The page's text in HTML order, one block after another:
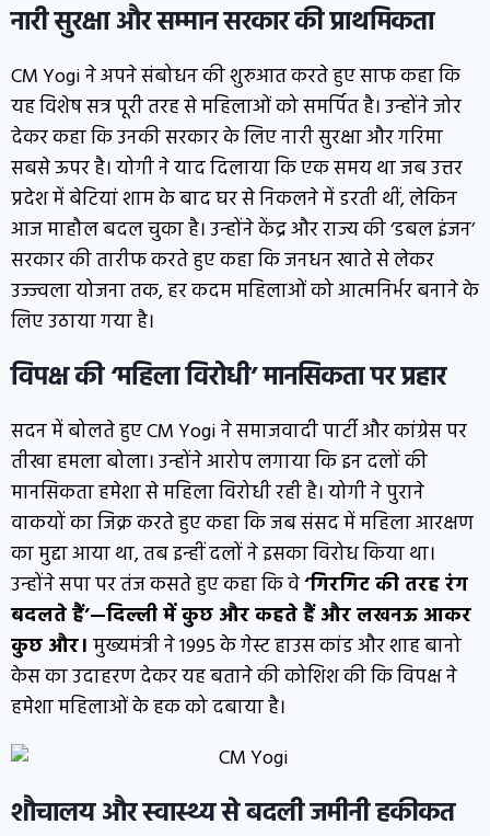
नारी सुरक्षा और सम्मान सरकार की प्राथमिकता
CM Yogi ने अपने संबोधन की शुरुआत करते हुए साफ कहा कि
यह विशेष सत्र पूरी तरह से महिलाओं को समर्पित है। उन्होंने जोर
देकर कहा कि उनकी सरकार के लिए नारी सुरक्षा और गरिमा
सबसे ऊपर है। योगी ने याद दिलाया कि एक समय था जब उत्तर
प्रदेश में बेटियां शाम के बाद घर से निकलने में डरती थीं, लेकिन
आज माहौल बदल चुका है। उन्होंने केंद्र और राज्य की ‘डबल इंजन’
सरकार की तारीफ करते हुए कहा कि जनधन खाते से लेकर
उज्ज्वला योजना तक, हर कदम महिलाओं को आत्मनिर्भर बनाने के
लिए उठाया गया है।
विपक्ष की ‘महिला विरोधी’ मानसिकता पर प्रहार
सदन में बोलते हुए CM Yogi ने समाजवादी पार्टी और कांग्रेस पर
तीखा हमला बोला। उन्होंने आरोप लगाया कि इन दलों की
मानसिकता हमेशा से महिला विरोधी रही है। योगी ने पुराने
वाकयों का जिक्र करते हुए कहा कि जब संसद में महिला आरक्षण
का मुद्दा आया था, तब इन्हीं दलों ने इसका विरोध किया था।
उन्होंने सपा पर तंज कसते हुए कहा कि वे‘गिरगिट की तरह रंग
बदलते हैं’—दिल्ली में कुछ और कहते हैं और लखनऊ आकर
कुछ और। मुख्यमंत्री ने 1995 के गेस्ट हाउस कांड और शाह बानो
केस का उदाहरण देकर यह बताने की कोशिश की कि विपक्ष ने
हमेशा महिलाओं के हक को दबाया है।
शौचालय और स्वास्थ्य से बदली जमीनी हकीकत